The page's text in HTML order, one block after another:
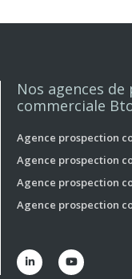
Nos agences
commerciale
Agence prospection
Agence prospection
Agence prospection
Agence prospection
 